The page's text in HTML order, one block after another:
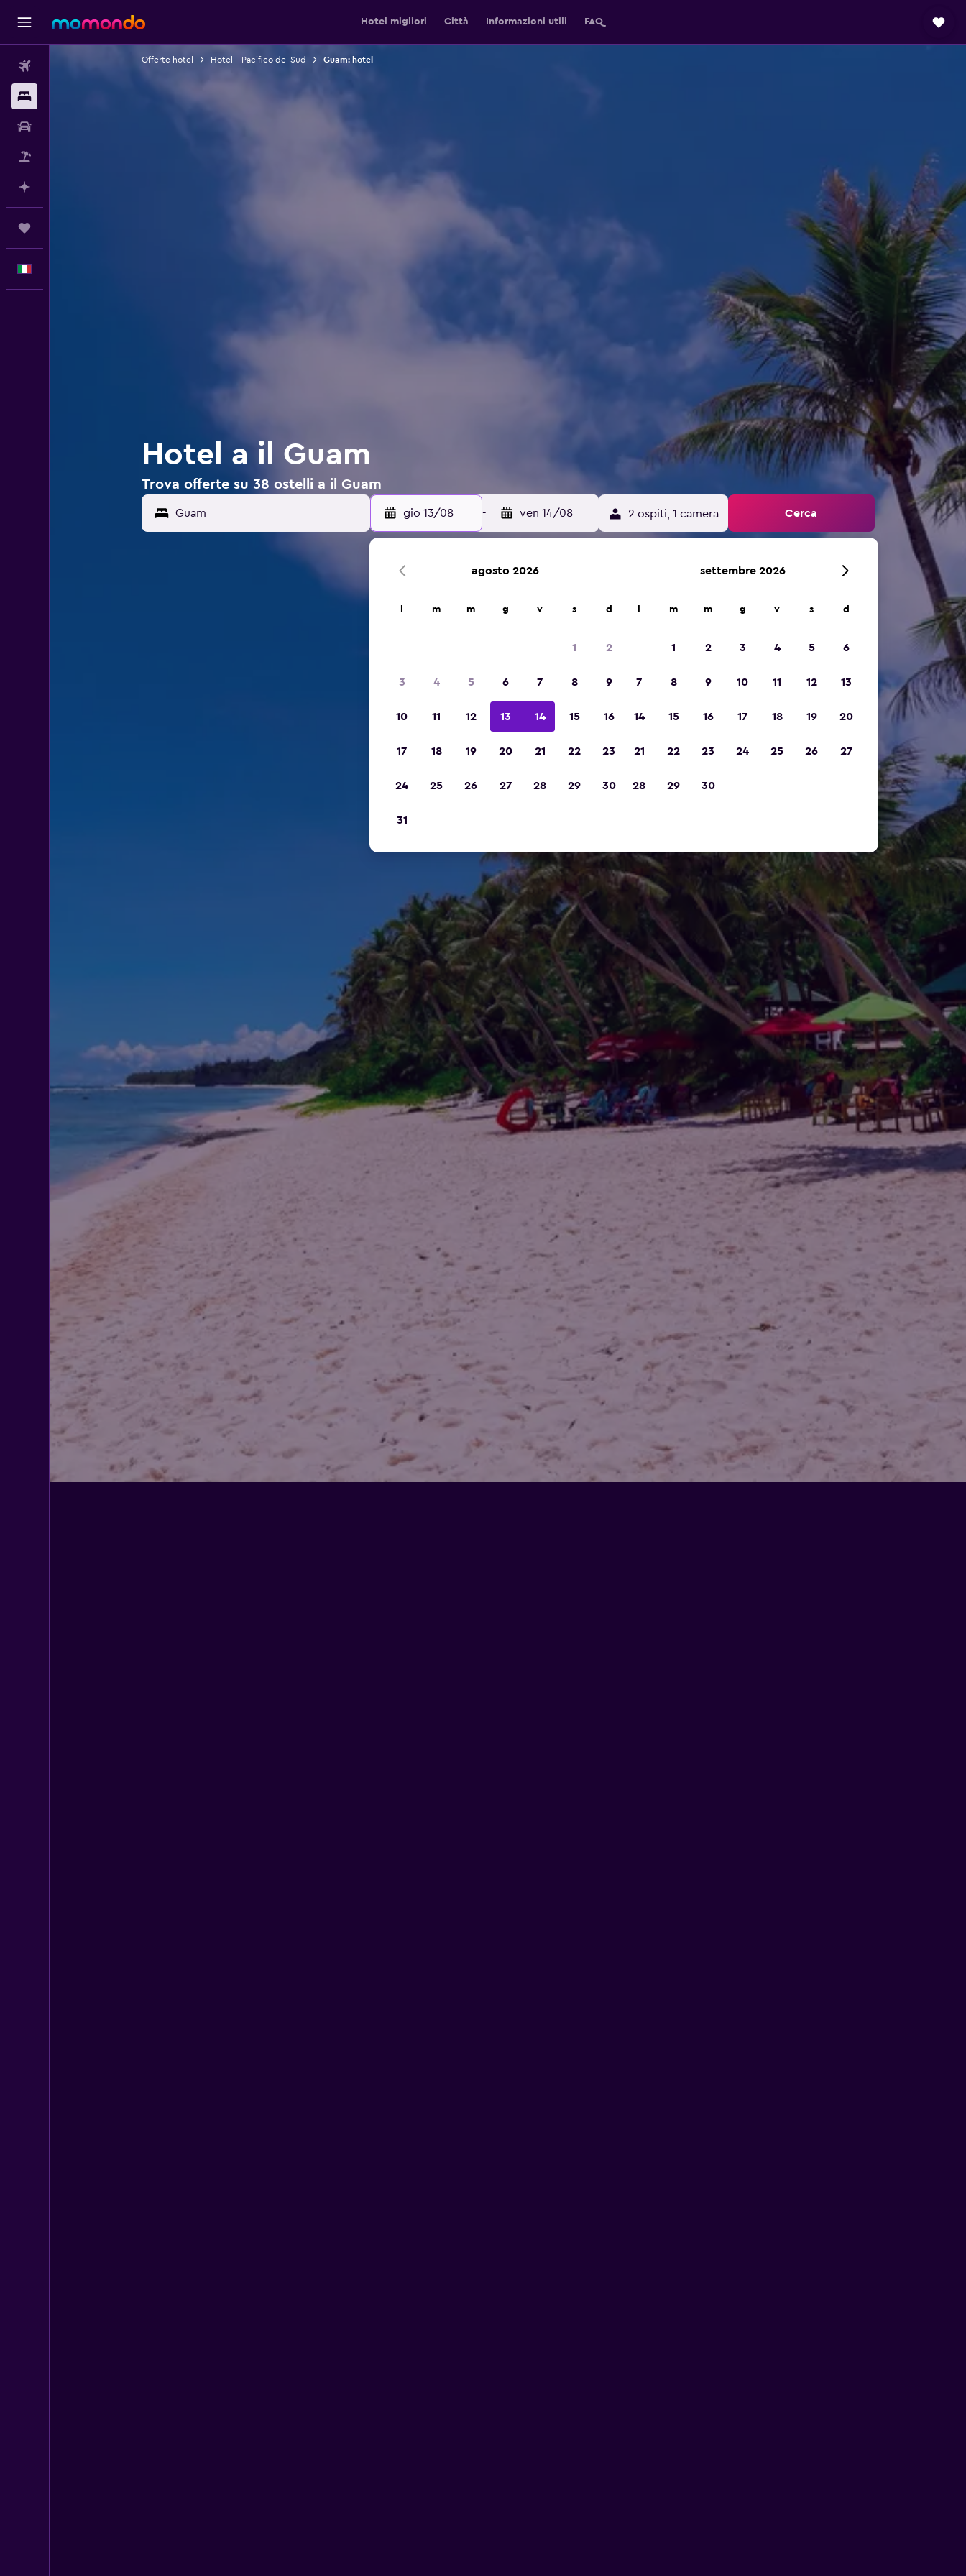
Hotel migliori Città Informazioni utili FAQ
Offerte hotel Hotel - Pacifico del Sud Guam: hotel
Hotel a il Guam
Trova offerte su 38 ostelli a il Guam
gio 13/08 - ven 14/08 2 ospiti, 1 camera Cerca
agosto 2026
m m g v s d
1 2
3 4 5 6 7 8 9
10 11 12 13 14 15 16
17 18 19 20 21 22 23
24 25 26 27 28 29 30
31
settembre 2026
m m g v s d
1 2 3 4 5 6
7 8 9 10 11 12 13
14 15 16 17 18 19 20
21 22 23 24 25 26 27
28 29 30